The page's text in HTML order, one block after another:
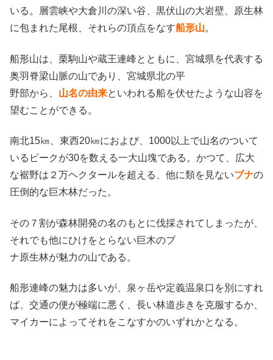
いる。層雲峡や大倉川の深い谷、黒伏山の大岩壁、原生林
に包まれた尾根、それらの頂点をなす船形山。
船形山は、栗駒山や蔵王連峰とともに、宮城県を代表する
奥羽脊梁山脈の山であり、宮城県北の平
野部から、 山名の由来といわれる船を伏せたような山容を
望むことができる。
南北15㎞、東西20㎞におよび、1000以上で山名のついて
いるピークが30を数える一大山塊である。かつて、広大
な裾野は２万ヘクタールを超える、他に類を見ないブナの
圧倒的な巨木林だった。
その７割が森林開発の名のもとに伐採されてしまったが、
それでも他にひけをとらない巨木のブ
ナ原生林が魅力の山である。
船形連峰の魅力は多いが、泉ヶ岳や定義温泉口を別にすれ
ば、交通の便が極端に悪く、長い林道歩きを克服するか、
マイカーによってそれをこなすかのいずれかとなる。